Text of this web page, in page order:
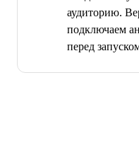
аудиторию.
подключаем
перед